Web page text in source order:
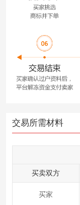
交易所需材料
买卖双方
买家